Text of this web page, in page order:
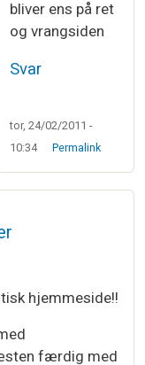
bliver ens på ret
og vrangsiden
Svar
tor, 24/02/2011 -
10:34
Permalink
hjemmeside!!
færdig med